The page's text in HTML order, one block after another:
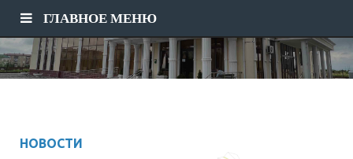
ГЛАВНОЕ МЕНЮ
НОВОСТИ